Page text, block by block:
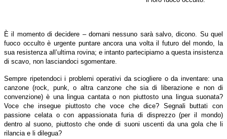
È il momento di decidere – domani nessuno sarà salvo, dicono. Su quel
fuoco occulto è urgente puntare ancora una volta il futuro del mondo, la
sua resistenza all’ultima rovina; e intanto partecipiamo a questa insistenza
di scavo, non lasciandoci sgomentare.
Sempre ripetendoci i problemi operativi da sciogliere o da inventare: una
canzone (rock, punk, o altra canzone che sia di liberazione e non di
convenzione) è una lingua cantata o non piuttosto una lingua suonata?
Voce che insegue piuttosto che voce che dice? Segnali buttati con
passione celata o con appassionata furia di disprezzo (per il mondo)
dentro al suono, piuttosto che onde di suoni uscenti da una gola che li
rilancia e li dilegua?